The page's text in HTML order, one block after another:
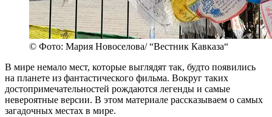
© Фото: Мария Новоселова/ “Вестник Кавказа“
В мире немало мест, которые выглядят так, будто появились
на планете из фантастического фильма. Вокруг таких
достопримечательностей рождаются легенды и самые
невероятные версии. В этом материале рассказываем о самых
загадочных местах в мире.